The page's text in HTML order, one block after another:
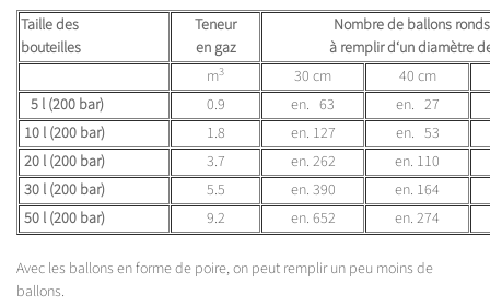
Taille des
bouteilles
Teneur
en gaz
Nombre de ballons
à remplir d‘un diamètre
m3 30 cm
40 cm
5 l (200 bar)
0.9 en. 63
en. 27
10 l (200 bar)
1.8 en. 127
en. 53
20 l (200 bar)
3.7 en. 262
en. 110
30 l (200 bar)
5.5 en. 390
en. 164
50 l (200 bar)
9.2 en. 652 en. 274
Avec les ballons en forme de poire, on peut remplir un peu moins de
ballons.